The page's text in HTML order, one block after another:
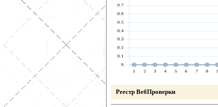
Реестр ВебПроверки